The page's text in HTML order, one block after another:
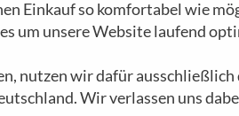
Einkauf so komfortabel wie
um unsere Website laufend
nutzen wir dafür
Wir verlassen uns